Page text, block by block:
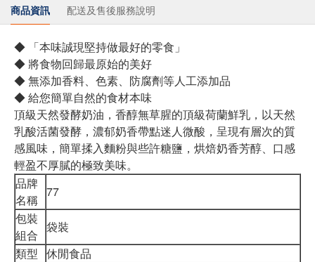
商品資訊 配送及售後服務說明
◆ 「本味誠現堅持做最好的零食」
◆ 將食物回歸最原始的美好
◆ 無添加香料、色素、防腐劑等人工添加品
◆ 給您簡單自然的食材本味
頂級天然發酵奶油，香醇無草腥的頂級荷蘭鮮乳，以天然
乳酸活菌發酵，濃郁奶香帶點迷人微酸，呈現有層次的質
感風味，簡單揉入麵粉與些許糖鹽，烘焙奶香芳醇、口感
輕盈不厚膩的極致美味。
品牌
名稱
77
包裝
組合
袋裝
類型 休閒食品